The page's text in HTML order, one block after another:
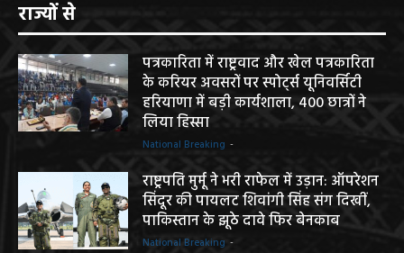
राज्यों से
पत्रकारिता में राष्ट्रवाद और खेल पत्रकारिता
के करियर अवसरों पर स्पोर्ट्स यूनिवर्सिटी
हरियाणा में बड़ी कार्यशाला, 400 छात्रों ने
लिया हिस्सा
National Breaking -
राष्ट्रपति मुर्मू ने भरी राफेल में उड़ान: ऑपरेशन
सिंदूर की पायलट शिवांगी सिंह संग दिखीं,
पाकिस्तान के झूठे दावे फिर बेनकाब
National Breaking -